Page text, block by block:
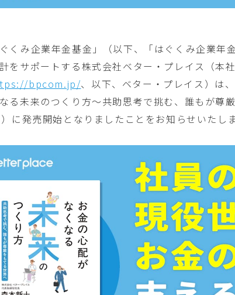
くみ企業年金基金」（以下、「はぐくみ企業年
をサポートする株式会社ベター・プレイス（本
bpcom.jp/、以下、ベター・プレイス）は
る未来のつくり方～共助思考で挑む、誰もが尊
に発売開始となりましたことをお知らせいたしま